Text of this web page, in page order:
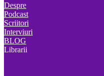
Despre
Podcast
Scriitori
Interviuri
BLOG
Librarii